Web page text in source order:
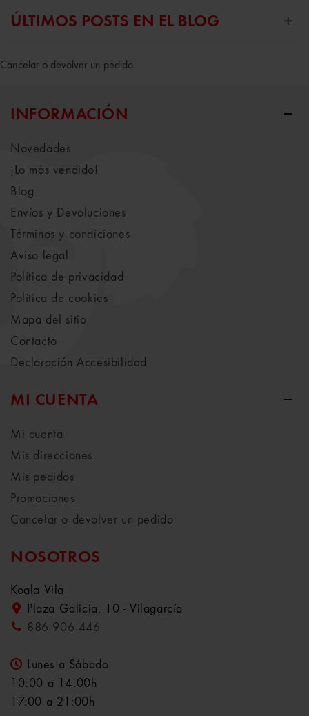
ÚLTIMOS POSTS EN EL BLOG
Cancelar o devolver un pedido
INFORMACIÓN
Novedades
¡Lo más vendido!
Blog
Envíos y Devoluciones
Términos y condiciones
Aviso legal
Política de privacidad
Política de cookies
Mapa del sitio
Contacto
Declaración Accesibilidad
MI CUENTA
Mi cuenta
Mis direcciones
Mis pedidos
Promociones
Cancelar o devolver un pedido
NOSOTROS
Koala Vila
Plaza Galicia, 10 - Vilagarcía
886 906 446
Lunes a Sábado
10:00 a 14:00h
17:00 a 21:00h